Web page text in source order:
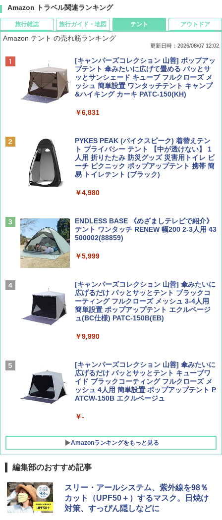
Amazon トラベル関連ランキング
旅行雑誌
ディズニーファン ２０２６年 ９月号 [雑
誌] (ＤＩＳＮＥＹ ＦＡＮ)
￥713
￥1,500
AIRLINE（エアライン）2026年9月号【特
集】ボーイング110周年を祝して！
￥1,760
旅行ガイド・地図
D40 地球の歩き方 チェンマイ タイ北部の魅
力的な町 2026～2027 地球の歩き方D アジア
￥2,079
￥2,479
ァキア 2026～2027 地球の歩き方A ヨーロッ
￥2,277
新しい日本地理 地図・統計・移動から読み
解く (講談社現代新書)
￥1,540
テント
Amazon テント の売れ筋ランキング
更新日時：2026/08/07 12:02
[キャンパーズコレクション 山善] ポップアッ
プテント 傘みたいに広げて畳める パッとサ
ッとサンシェード キューブ フルクローズ メ
ッシュ 簡単設置 ワンタッチテント キャンプ
&ハイキング カーキ PATC-150(KH)
￥6,831
PYKES PEAK (パイクスピーク) 着替えテン
ト プライバシー テント 【中が透けない】 1
人用 折りたたみ 防災グッズ 災害用トイレ ビ
ーチ ピクニック ポップアップテント 携帯 簡
易 トイレテント (ブラック)
￥4,980
ENDLESS BASE 《めざましテレビで紹介》
テント ワンタッチ RENEW 幅200 2-3人用 43
500002(88859)
￥5,999
[キャンパーズコレクション 山善] 傘みたいに
広げるだけ パッとサッとテント ブラックコ
ーティング フルクローズ メッシュ 3-4人用
簡単設置 ポップアップテント エクルベージ
ュ(BC仕様) PATC-150B(EB)
￥9,990
[キャンパーズコレクション 山善] 傘みたいに
広げるだけ パッとサッとテント キューブワ
イド ブラックコーティング フルクローズ メ
ッシュ 4人用 簡単設置 ポップアップテント P
ATCW-150B エクルベージュ
￥-
Amazonランキングをもっと見る
アウトドア
DEWEL パラソル 大型 ビーチ アウトドアパ
ラソル ガーデン サイトシート付 折りたたみ
防水 UVカット 4段階高さ調整 軽量 収納袋付
き
編集部のおすすめ記事
スリー・アールシステム、紫外線を98％
カット（UPF50＋）するマスク。日焼け
対策、すっぴん隠しなどに